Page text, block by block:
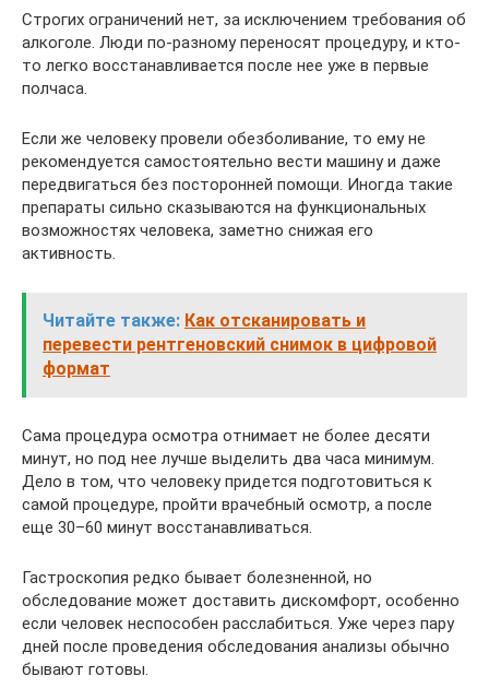
Строгих ограничений нет, за исключением требования об
алкоголе. Люди по-разному переносят процедуру, и кто-
то легко восстанавливается после нее уже в первые
полчаса.
Если же человеку провели обезболивание, то ему не
рекомендуется самостоятельно вести машину и даже
передвигаться без посторонней помощи. Иногда такие
препараты сильно сказываются на функциональных
возможностях человека, заметно снижая его
активность.
Читайте также: Как отсканировать и
перевести рентгеновский снимок в цифровой
формат
Сама процедура осмотра отнимает не более десяти
минут, но под нее лучше выделить два часа минимум.
Дело в том, что человеку придется подготовиться к
самой процедуре, пройти врачебный осмотр, а после
еще 30–60 минут восстанавливаться.
Гастроскопия редко бывает болезненной, но
обследование может доставить дискомфорт, особенно
если человек неспособен расслабиться. Уже через пару
дней после проведения обследования анализы обычно
бывают готовы.